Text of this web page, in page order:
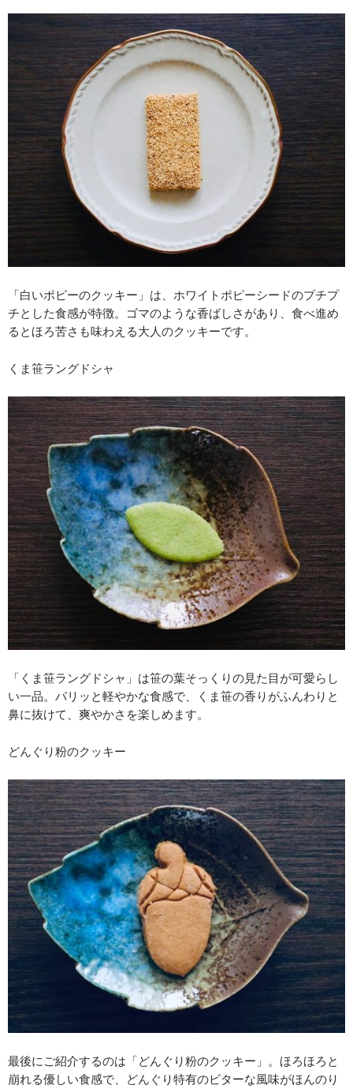
「白いポピーのクッキー」は、ホワイトポピーシードのプチプ
チとした食感が特徴。ゴマのような香ばしさがあり、食べ進め
るとほろ苦さも味わえる大人のクッキーです。
くま笹ラングドシャ
「くま笹ラングドシャ」は笹の葉そっくりの見た目が可愛らし
い一品。パリッと軽やかな食感で、くま笹の香りがふんわりと
鼻に抜けて、爽やかさを楽しめます。
どんぐり粉のクッキー
最後にご紹介するのは「どんぐり粉のクッキー」。ほろほろと
崩れる優しい食感で、どんぐり特有のビターな風味がほんのり